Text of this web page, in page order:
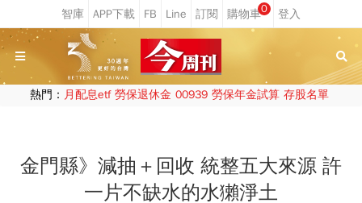
0
熱門： 月配息etf 勞保退休金 00939 勞保年金試算 存股名單
金門縣》減抽＋回收 統整五大來源 許
一片不缺水的水獺淨土